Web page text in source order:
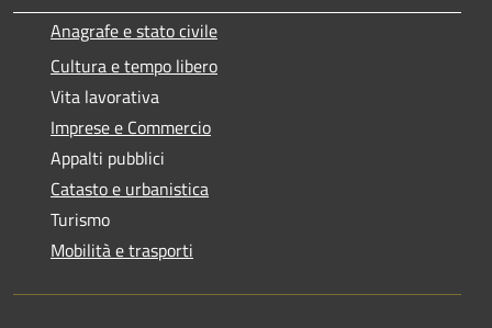
Anagrafe e stato civile
Cultura e tempo libero
Vita lavorativa
Imprese e Commercio
Appalti pubblici
Catasto e urbanistica
Turismo
Mobilità e trasporti